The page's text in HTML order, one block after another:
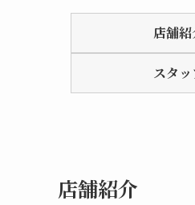
0.0
out
of
5
店舗
スタッ
店舗紹介